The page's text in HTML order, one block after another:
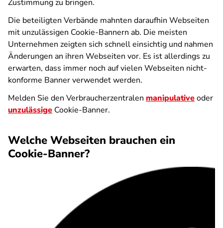
Zustimmung zu bringen.
Die beteiligten Verbände mahnten daraufhin Webseiten
mit unzulässigen Cookie-Bannern ab. Die meisten
Unternehmen zeigten sich schnell einsichtig und nahmen
Änderungen an ihren Webseiten vor. Es ist allerdings zu
erwarten, dass immer noch auf vielen Webseiten nicht-
konforme Banner verwendet werden.
Melden Sie den Verbraucherzentralen manipulativeoder
unzulässige Cookie-Banner.
Welche Webseiten brauchen ein
Cookie-Banner?